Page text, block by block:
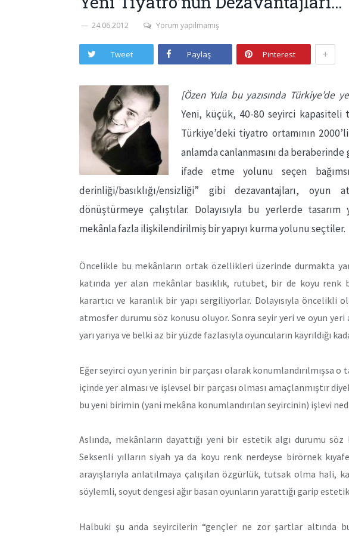
24.06.2012 Yorum yapılmamış
Tweet Paylaş Pinterest +
[Özen Yula bu yazısında
Yeni, küçük, 40-80 seyirci kapasiteli
Türkiye’deki tiyatro ortamının
anlamda canlanmasını da
ifade etme yolunu seçen
derinliği/basıklığı/ensizliği” gibi dezavantajları,
dönüştürmeye çalıştılar. Dolayısıyla bu yerlerde tasarım
mekânla fazla ilişkilendirilmiş bir yapıyı kurma yolunu seçtiler.
Öncelikle bu mekânların ortak özellikleri üzerinde durmakta
katında yer alan mekânlar basıklık, rutubet, bir de koyu
karartıcı ve karanlık bir yapı sergiliyorlar. Dolayısıyla
atmosfer durumu söz konusu oluyor. Sonra seyir yeri ve oyun yeri
yarı yarıya ve belki az bir yüzde fazlasıyla oyuncuların kayrıldığı
Eğer seyirci oyun yerinin bir parçası olarak konumlandırılmışsa o
içinde yer alması ve işlevsel bir parçası olması amaçlanmıştır
bu yeni birimin (yani mekâna konumlandırılan seyircinin) işlevi
Aslında, mekânların dayattığı yeni bir estetik algı durumu söz
Seksenli yılların siyah ya da koyu renk nerdeyse birörnek
arayışlarıyla anlatılmaya çalışılan özgürlük, tutsak olma hali,
söylemli, soyut dengesi ağır basan oyunların yarattığı garip
Halbuki şu anda seyircilerin “gençler ne zor şartlar altında